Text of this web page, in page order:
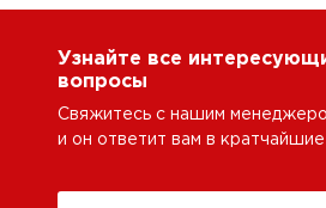
Узнайте все
вопросы
Свяжитесь с нашим
и он ответит вам в кратчайшие